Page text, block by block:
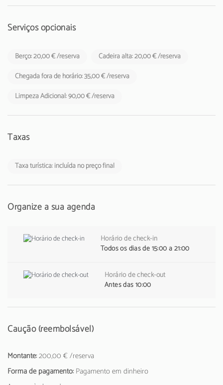
Serviços opcionais
Berço: 20,00 € /reserva
Cadeira alta: 20,00 € /reserva
Chegada fora de horário: 35,00 € /reserva
Limpeza Adicional: 90,00 € /reserva
Taxas
Taxa turística: incluída no preço final
Organize a sua agenda
Horário de check-in
Todos os dias de 15:00 a 21:00
Horário de check-out
Antes das 10:00
Caução (reembolsável)
Montante:200,00 € /reserva
Forma de pagamento:Pagamento em dinheiro